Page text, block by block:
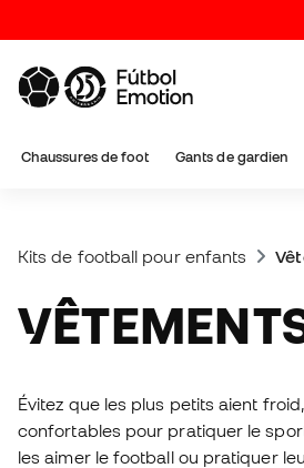
Chaussures de foot Gants de gardien
Kits de football pour enfants
Évitez que les plus petits aient
confortables pour pratiquer le
les aimer le football ou pratiquer